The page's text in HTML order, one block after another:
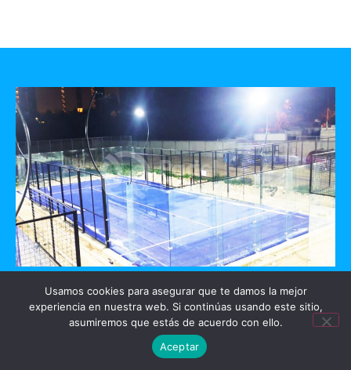
GO PADEL
Mérida, Yucatan
Usamos cookies para asegurar que te damos la mejor
experiencia en nuestra web. Si continúas usando este sitio,
asumiremos que estás de acuerdo con ello.
Aceptar